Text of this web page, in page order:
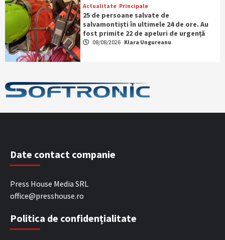
Actualitate Principale
25 de persoane salvate de
salvamontiști în ultimele 24 de ore. Au
fost primite 22 de apeluri de urgență
08/08/2026 Klara Ungureanu
Date contact companie
Press House Media SRL
office@presshouse.ro
Politica de confidențialitate